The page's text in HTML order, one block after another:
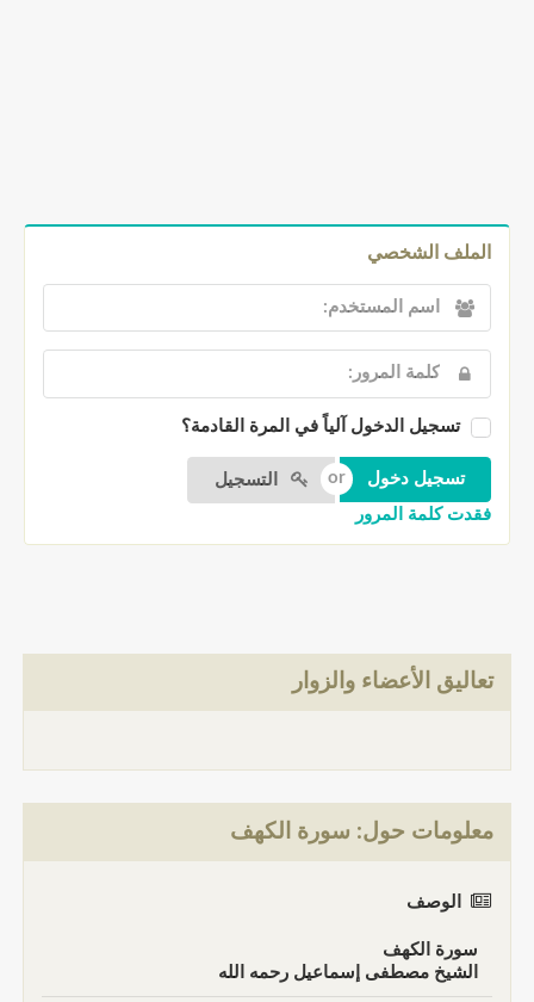
الملف الشخصي
تسجيل الدخول آلياً في المرة القادمة؟
التسجيل
فقدت كلمة المرور
تعاليق الأعضاء والزوار
معلومات حول: سورة الكهف
الوصف
سورة الكهف
الشيخ مصطفى إسماعيل رحمه الله